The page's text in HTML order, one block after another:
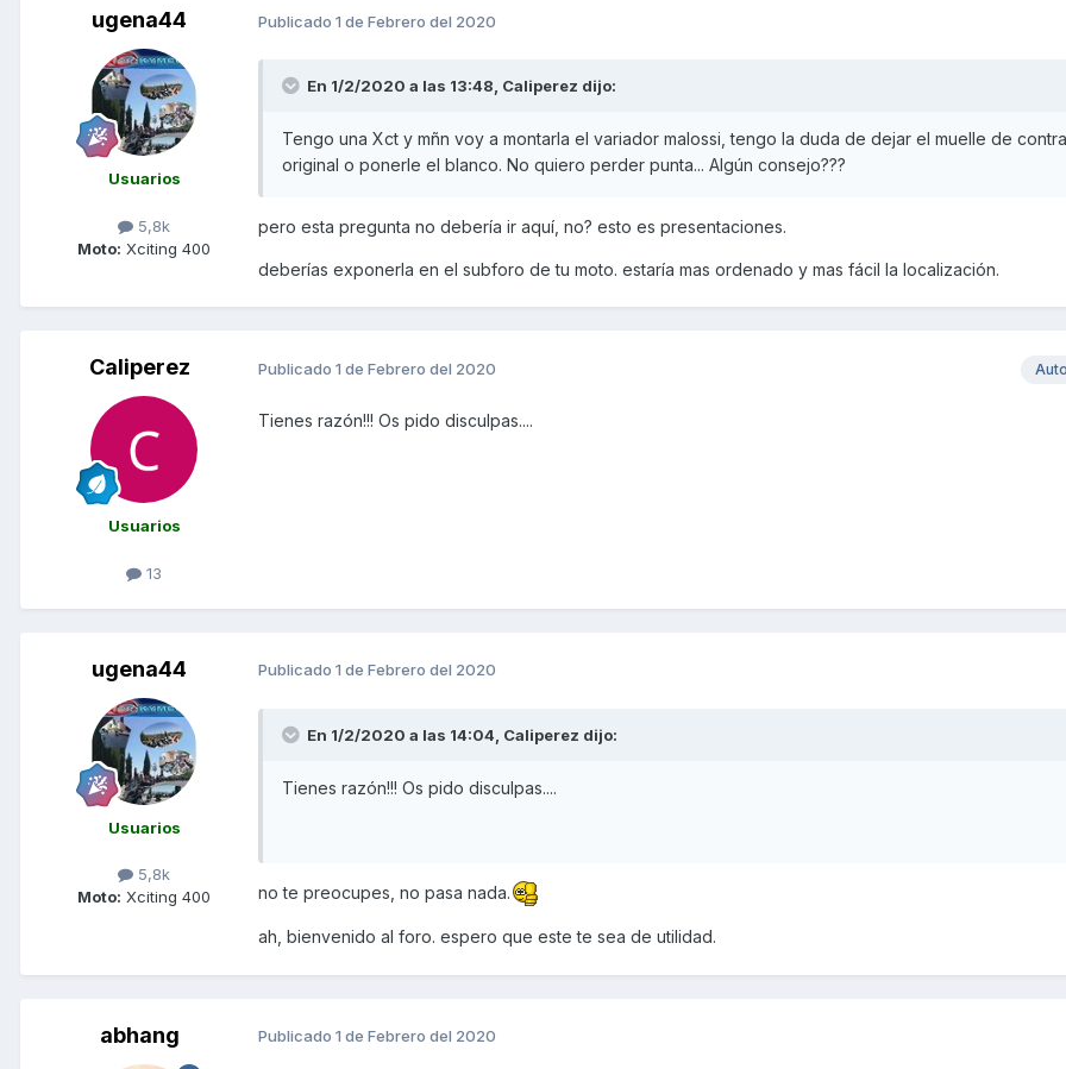
ugena44
Usuarios
5,8k
Moto: Xciting 400
Publicado 1 de Febrero del 2020
En 1/2/2020 a las 13:48, Caliperez dijo:
Tengo una Xct y mñn voy a montarla el variador malossi, tengo la duda de dejar el muelle de
original o ponerle el blanco. No quiero perder punta... Algún consejo???
pero esta pregunta no debería ir aquí, no? esto es presentaciones.
deberías exponerla en el subforo de tu moto. estaría mas ordenado y mas fácil la localización.
Caliperez
Usuarios
13
Publicado 1 de Febrero del 2020
Tienes razón!!! Os pido disculpas....
ugena44
Usuarios
5,8k
Moto: Xciting 400
Publicado 1 de Febrero del 2020
En 1/2/2020 a las 14:04, Caliperez dijo:
Tienes razón!!! Os pido disculpas....
no te preocupes, no pasa nada.
ah, bienvenido al foro. espero que este te sea de utilidad.
abhang Publicado 1 de Febrero del 2020